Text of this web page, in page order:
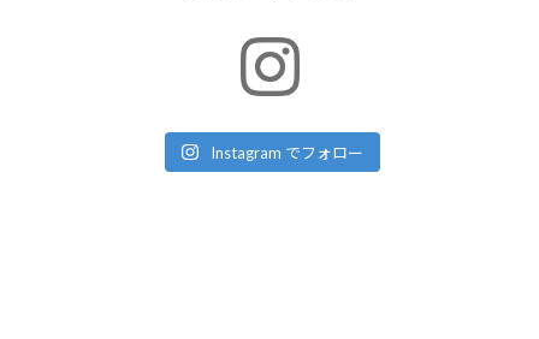
Instagram でフォロー